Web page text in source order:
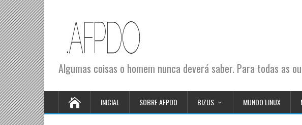
Algumas coisas o homem nunca deverá saber. Para todas as
INICIAL SOBRE AFPDO BIZUS MUNDO LINUX